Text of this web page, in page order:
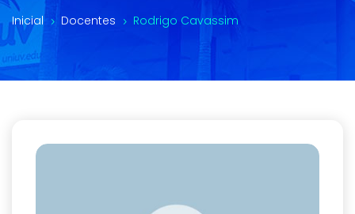
Inicial 5 Docentes 5 Rodrigo Cavassim